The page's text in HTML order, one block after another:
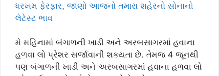
ધરખમ ફેરફાર, જાણો આજનો તમારા શહેરનો સોનાનો
લેટેસ્ટ ભાવ
મે મહિનામાં બંગાળની ખાડી અને અરબસાગરમાં હવાના
હળવા લો પ્રેશર સર્જાવાની શક્યતા છે. તેમજ 4 જૂનથી
પણ બંગાળની ખાડી અને અરબસાગરમાં હવાના હળવા લો